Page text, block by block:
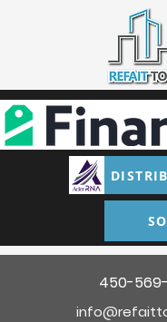
450-569-